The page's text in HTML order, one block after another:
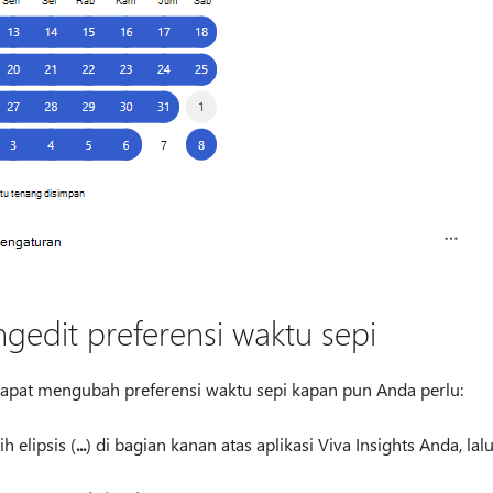
preferensi waktu sepi
mengubah preferensi waktu sepi kapan pun Anda perlu:
elipsis (...) di bagian kanan atas aplikasi Viva Insights Anda,